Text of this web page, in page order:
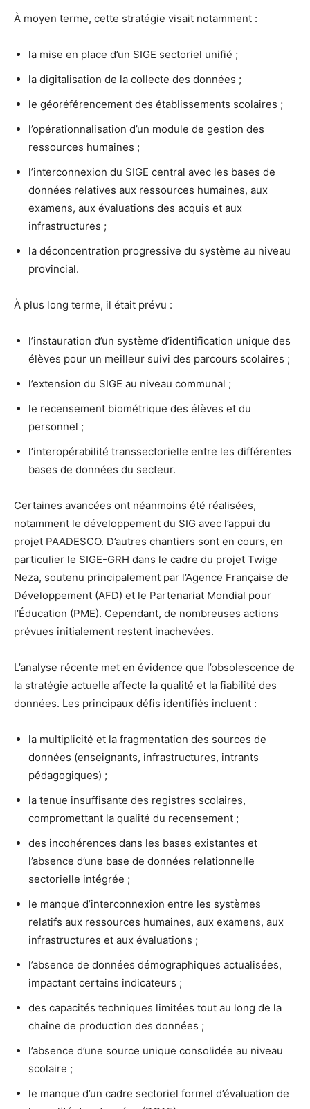
À moyen terme, cette stratégie visait notamment :
la mise en place d’un SIGE sectoriel unifié ;
la digitalisation de la collecte des données ;
le géoréférencement des établissements scolaires ;
l’opérationnalisation d’un module de gestion des
ressources humaines ;
l’interconnexion du SIGE central avec les bases de
données relatives aux ressources humaines, aux
examens, aux évaluations des acquis et aux
infrastructures ;
la déconcentration progressive du système au niveau
provincial.
À plus long terme, il était prévu :
l’instauration d’un système d’identification unique des
élèves pour un meilleur suivi des parcours scolaires ;
l’extension du SIGE au niveau communal ;
le recensement biométrique des élèves et du
personnel ;
l’interopérabilité transsectorielle entre les différentes
bases de données du secteur.
Certaines avancées ont néanmoins été réalisées,
notamment le développement du SIG avec l’appui du
projet PAADESCO. D’autres chantiers sont en cours, en
particulier le SIGE-GRH dans le cadre du projet Twige
Neza, soutenu principalement par l’Agence Française de
Développement (AFD) et le Partenariat Mondial pour
l’Éducation (PME). Cependant, de nombreuses actions
prévues initialement restent inachevées.
L’analyse récente met en évidence que l’obsolescence de
la stratégie actuelle affecte la qualité et la fiabilité des
données. Les principaux défis identifiés incluent :
la multiplicité et la fragmentation des sources de
données (enseignants, infrastructures, intrants
pédagogiques) ;
la tenue insuffisante des registres scolaires,
compromettant la qualité du recensement ;
des incohérences dans les bases existantes et
l’absence d’une base de données relationnelle
sectorielle intégrée ;
le manque d’interconnexion entre les systèmes
relatifs aux ressources humaines, aux examens, aux
infrastructures et aux évaluations ;
l’absence de données démographiques actualisées,
impactant certains indicateurs ;
des capacités techniques limitées tout au long de la
chaîne de production des données ;
l’absence d’une source unique consolidée au niveau
scolaire ;
le manque d’un cadre sectoriel formel d’évaluation de